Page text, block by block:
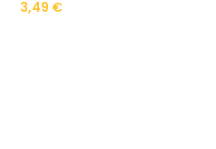
3,49 €